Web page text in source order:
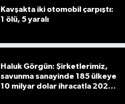
Kavşakta iki otomobil çarpıştı:
1 ölü, 5 yaralı
Haluk Görgün: Şirketlerimiz,
savunma sanayinde 185 ülkeye
10 milyar dolar ihracatla 2025'i